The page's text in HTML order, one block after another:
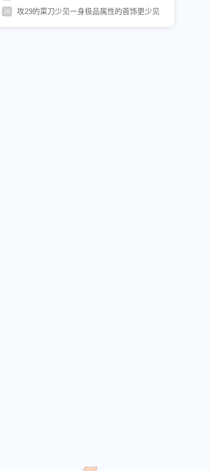
20 攻29的菜刀少见一身极品属性的首饰更少见